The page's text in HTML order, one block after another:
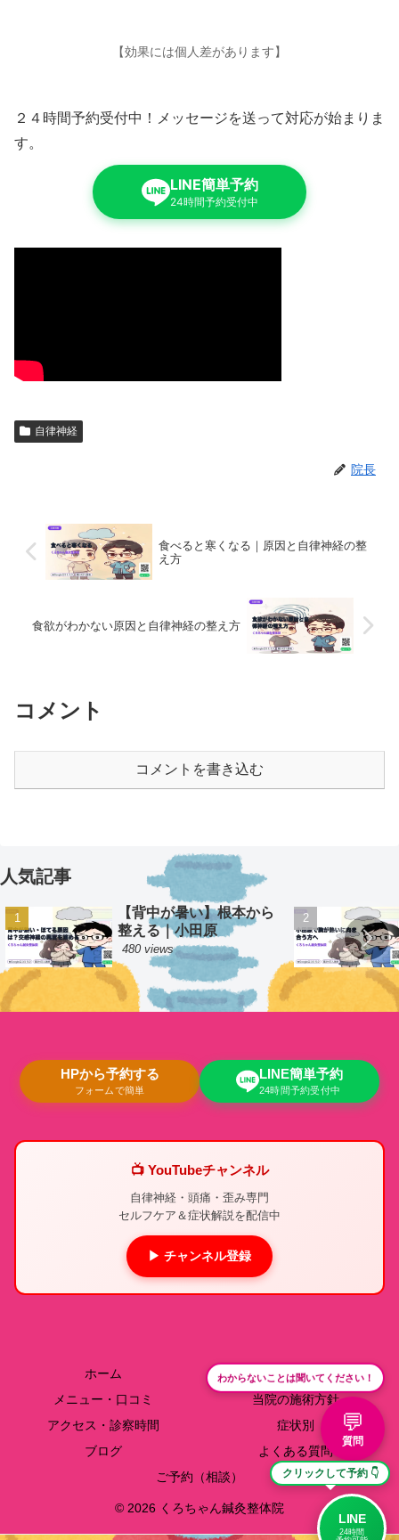
【効果には個人差があります】
２４時間予約受付中！メッセージを送って対応が始まりま
す。
LINE簡単予約
24時間予約受付中
自律神経
院長
食べると寒くなる｜原因と自律神経の整
え方
食欲がわかない原因と自律神経の整え方
コメント
コメントを書き込む
人気記事
【背中が暑い】根本から
整える｜小田原
480 views
HPから予約する
フォームで簡単
LINE簡単予約
24時間予約受付中
📺 YouTubeチャンネル
自律神経・頭痛・歪み専門
セルフケア＆症状解説を配信中
▶ チャンネル登録
ホーム
院長紹介
メニュー・口コミ
当院の施術方針
アクセス・診察時間
症状別
ブログ
よくある質問
ご予約（相談）
© 2026 くろちゃん鍼灸整体院
わからないことは聞いてください！
💬
質問
クリックして予約 👇
LINE
24時間